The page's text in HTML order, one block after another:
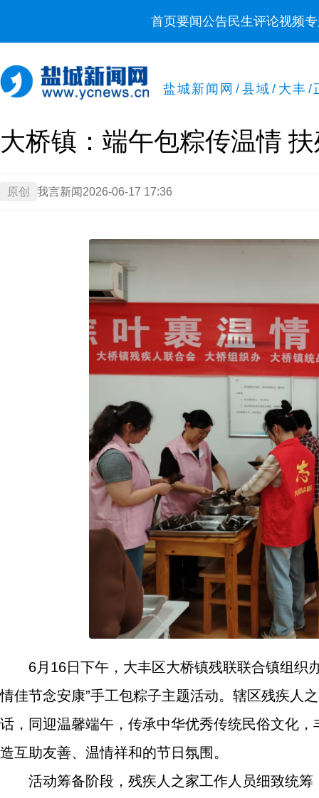
首页要闻公告民生评论视频
盐城新闻网 / 县域 / 大丰 /
大桥镇：端午包粽传温情
原创 我言新闻 2026-06-17 17:36
6月16日下午，大丰区大桥镇残联联合镇组织
情佳节念安康”手工包粽子主题活动。辖区残疾人
话，同迎温馨端午，传承中华优秀传统民俗文化
造互助友善、温情祥和的节日氛围。
活动筹备阶段，残疾人之家工作人员细致统